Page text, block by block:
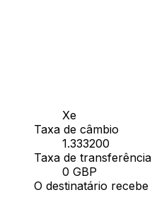
Xe
Taxa de câmbio
1.333200
Taxa de transferência
0 GBP
O destinatário recebe